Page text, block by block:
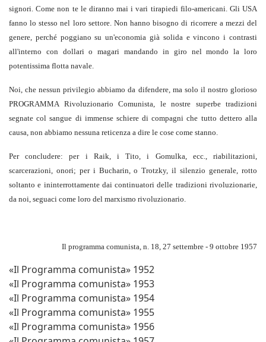
signori. Come non te le diranno mai i vari tirapiedi filo-americani. Gli USA
fanno lo stesso nel loro settore. Non hanno bisogno di ricorrere a mezzi del
genere, perché poggiano su un'economia già solida e vincono i contrasti
all'interno con dollari o magari mandando in giro nel mondo la loro
potentissima flotta navale.
Noi, che nessun privilegio abbiamo da difendere, ma solo il nostro glorioso
PROGRAMMA Rivoluzionario Comunista, le nostre superbe tradizioni
segnate col sangue di immense schiere di compagni che tutto dettero alla
causa, non abbiamo nessuna reticenza a dire le cose come stanno.
Per concludere: per i Raik, i Tito, i Gomulka, ecc., riabilitazioni,
scarcerazioni, onori; per i Bucharin, o Trotzky, il silenzio generale, rotto
soltanto e ininterrottamente dai continuatori delle tradizioni rivoluzionarie,
da noi, seguaci come loro del marxismo rivoluzionario.
Il programma comunista, n. 18, 27 settembre - 9 ottobre 1957
«Il Programma comunista» 1952
«Il Programma comunista» 1953
«Il Programma comunista» 1954
«Il Programma comunista» 1955
«Il Programma comunista» 1956